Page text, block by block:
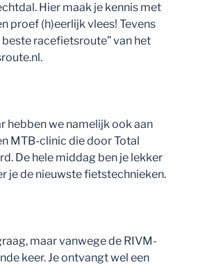
Hier maak je kennis met
proef (h)eerlijk vlees! Tevens
racefietsroute” van het
hebben we namelijk ook aan
MTB-clinic die door Total
De hele middag ben je lekker
je de nieuwste fietstechnieken.
maar vanwege de RIVM-
keer. Je ontvangt wel een